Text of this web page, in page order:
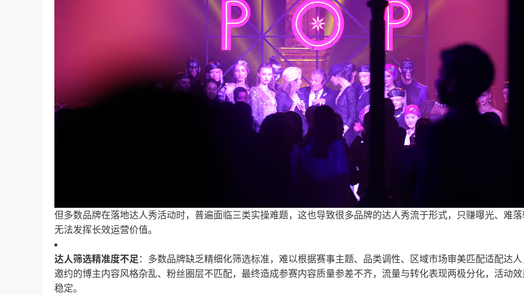
但多数品牌在落地达人秀活动时，普遍面临三类实操难题，这也导致很多品牌的达人秀流于形式，只赚曝光、难
无法发挥长效运营价值。
达人筛选精准度不足 ：多数品牌缺乏精细化筛选标准，难以根据赛事主题、品类调性、区域市场审美匹配适配达
邀约的博主内容风格杂乱、粉丝圈层不匹配，最终造成参赛内容质量参差不齐，流量与转化表现两极分化，活动
稳定。